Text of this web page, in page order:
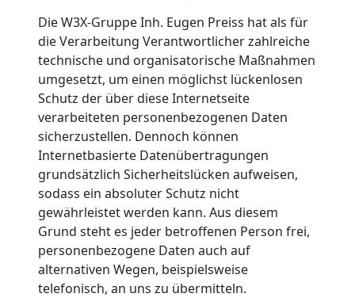
Die W3X-Gruppe Inh. Eugen Preiss hat als für
die Verarbeitung Verantwortlicher zahlreiche
technische und organisatorische Maßnahmen
umgesetzt, um einen möglichst lückenlosen
Schutz der über diese Internetseite
verarbeiteten personenbezogenen Daten
sicherzustellen. Dennoch können
Internetbasierte Datenübertragungen
grundsätzlich Sicherheitslücken aufweisen,
sodass ein absoluter Schutz nicht
gewährleistet werden kann. Aus diesem
Grund steht es jeder betroffenen Person frei,
personenbezogene Daten auch auf
alternativen Wegen, beispielsweise
telefonisch, an uns zu übermitteln.